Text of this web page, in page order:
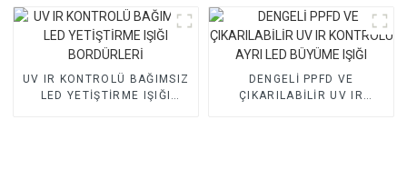
Kontrol Ünitesi
UV IR KONTROLÜ BAĞIMSIZ
LED YETİŞTİRME IŞIĞI
DENGELİ PPFD VE
ÇIKARILABİLİR UV IR